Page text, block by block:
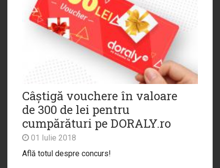
Câștigă vouchere în valoare
de 300 de lei pentru
cumpărături pe DORALY.ro
01 Iulie 2018
Află totul despre concurs!